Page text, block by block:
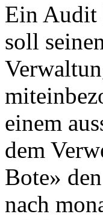
Ein Audit
soll
einem
dem
Bote»
nach